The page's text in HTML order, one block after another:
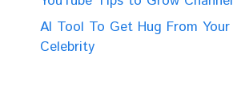
AI Tool To Get Hug From
Celebrity